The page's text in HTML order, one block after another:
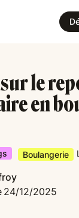
le
en
Boulangerie
24/12/2025